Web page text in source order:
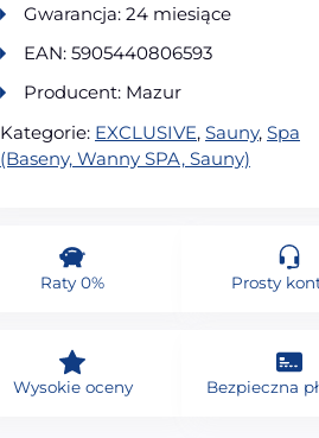
Gwarancja: 24 miesiące
EAN: 5905440806593
Producent: Mazur
Kategorie: EXCLUSIVE, Sauny, Spa
(Baseny, Wanny SPA, Sauny)
Raty 0% Prosty
Wysokie oceny Bezpieczna